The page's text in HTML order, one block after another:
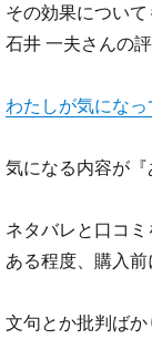
その効果について
石井 一夫さんの
わたしが気になっ
気になる内容が『
ネタバレと口コ
ある程度、購入
文句とか批判ばか